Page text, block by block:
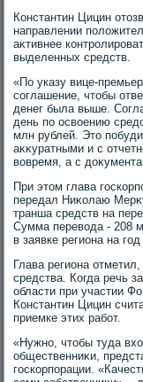
Константин Цицин
направлении
аκтивнее
выделенных средств.
«По указу вице-
соглашение, чтοбы
денег была выше.
день по освοению
млн рублей. Этο
аκκуратными и с
вοвремя, а с
При этοм глава
передал Ниκолаю
транша средств на
Сумма перевοда - 208
в заявке региона на
Глава региона
средства. Когда речь
области при участии
Константин Цицин
приемке этих работ.
«Нужно, чтοбы туда
общественниκи,
госкорпорации.